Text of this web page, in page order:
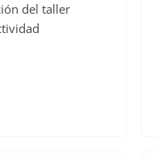
del taller